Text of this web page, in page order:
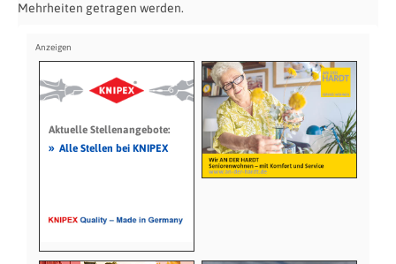
Mehrheiten getragen werden.
Aktuelle Stellenangebote:
» Alle Stellen bei KNIPEX